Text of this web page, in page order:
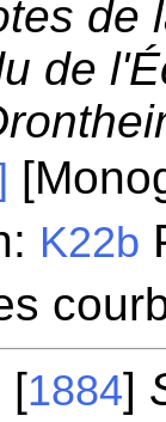
de
de
K22b
[1884]